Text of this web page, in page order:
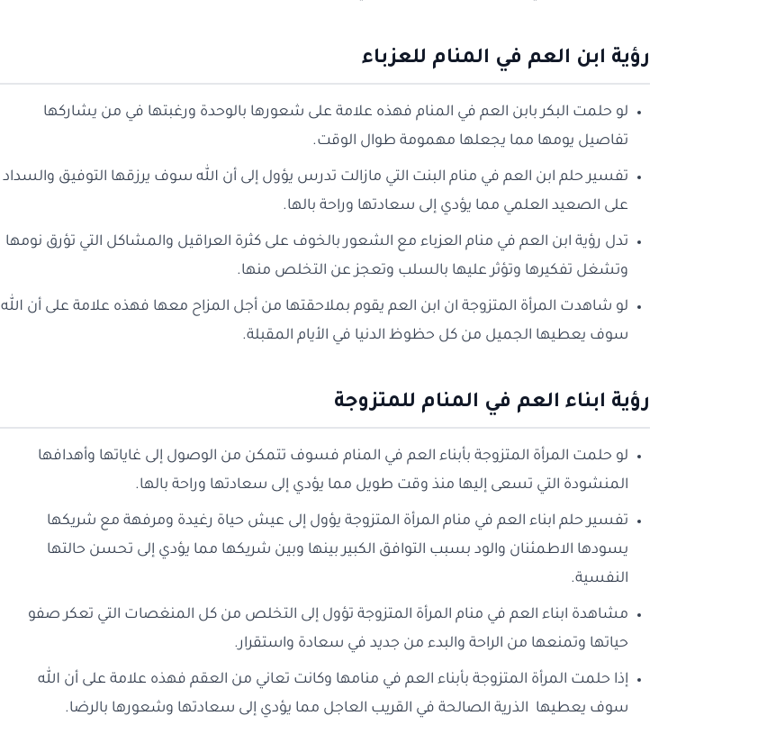
رؤية ابن العم في المنام للعزباء
لو حلمت البكر بابن العم في المنام فهذه علامة على شعورها بالوحدة ورغبتها في من يشاركها
تفاصيل يومها مما يجعلها مهمومة طوال الوقت.
تفسير حلم ابن العم في منام البنت التي مازالت تدرس يؤول إلى أن الله سوف يرزقها التوفيق والسداد
على الصعيد العلمي مما يؤدي إلى سعادتها وراحة بالها.
تدل رؤية ابن العم في منام العزباء مع الشعور بالخوف على كثرة العراقيل والمشاكل التي تؤرق نومها
وتشغل تفكيرها وتؤثر عليها بالسلب وتعجز عن التخلص منها.
لو شاهدت المرأة المتزوجة ان ابن العم يقوم بملاحقتها من أجل المزاح معها فهذه علامة على أن الله
سوف يعطيها الجميل من كل حظوظ الدنيا في الأيام المقبلة.
رؤية ابناء العم في المنام للمتزوجة
لو حلمت المرأة المتزوجة بأبناء العم في المنام فسوف تتمكن من الوصول إلى غاياتها وأهدافها
المنشودة التي تسعى إليها منذ وقت طويل مما يؤدي إلى سعادتها وراحة بالها.
تفسير حلم ابناء العم في منام المرأة المتزوجة يؤول إلى عيش حياة رغيدة ومرفهة مع شريكها
يسودها الاطمئنان والود بسبب التوافق الكبير بينها وبين شريكها مما يؤدي إلى تحسن حالتها
النفسية.
مشاهدة ابناء العم في منام المرأة المتزوجة تؤول إلى التخلص من كل المنغصات التي تعكر صفو
حياتها وتمنعها من الراحة والبدء من جديد في سعادة واستقرار.
إذا حلمت المرأة المتزوجة بأبناء العم في منامها وكانت تعاني من العقم فهذه علامة على أن الله
سوف يعطيها الذرية الصالحة في القريب العاجل مما يؤدي إلى سعادتها وشعورها بالرضا.